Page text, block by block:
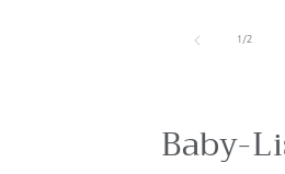
1/von
2
Baby-